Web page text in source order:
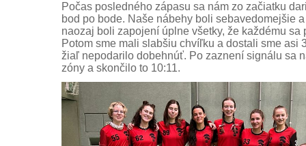
Počas posledného zápasu sa nám zo začiatku
bod po bode. Naše nábehy boli sebavedomejšie
naozaj boli zapojení úplne všetky, že každému
Potom sme mali slabšiu chvíľku a dostali sme asi
žiaľ nepodarilo dobehnúť. Po zaznení signálu sa
zóny a skončilo to 10:11.